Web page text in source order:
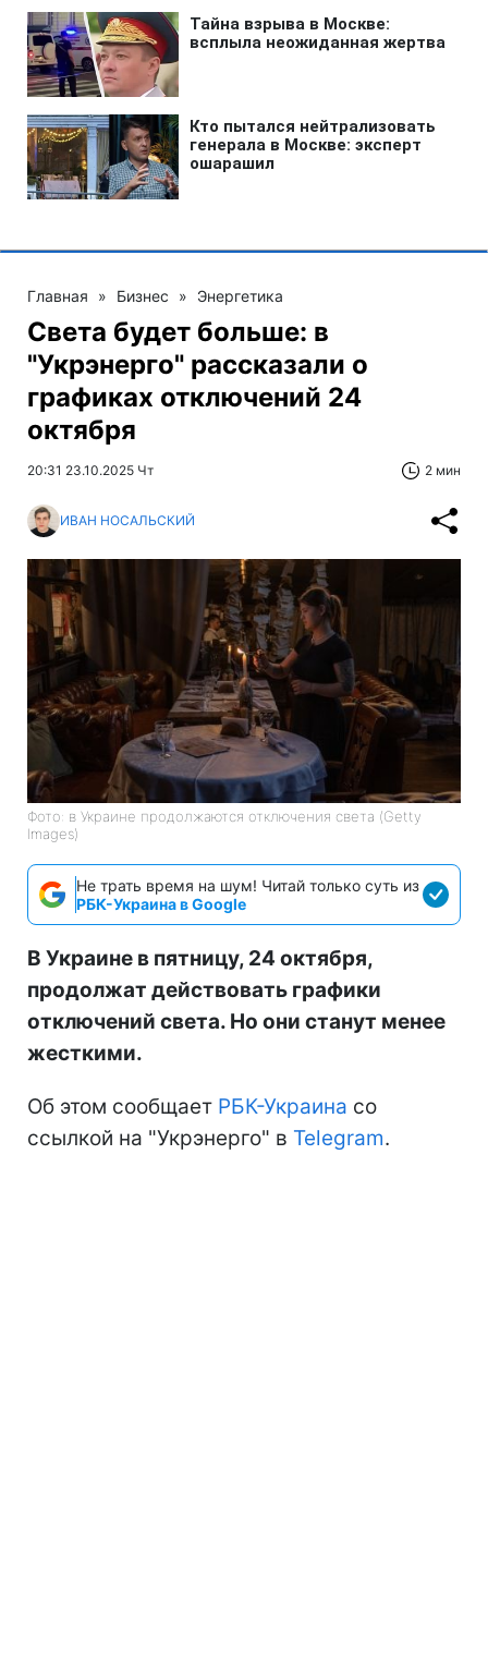
Главная » Бизнес » Энергетика
Света будет больше: в
"Укрэнерго" рассказали о
графиках отключений 24
октября
20:31 23.10.2025 Чт 2 мин
ИВАН НОСАЛЬСКИЙ
Фото: в Украине продолжаются отключения света (Getty
Images)
Не трать время на шум! Читай только суть из
РБК-Украина в Google
В Украине в пятницу, 24 октября,
продолжат действовать графики
отключений света. Но они станут менее
жесткими.
Об этом сообщает РБК-Украина со
ссылкой на "Укрэнерго" в Telegram.